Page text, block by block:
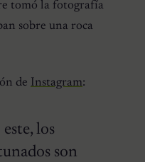
tomó la fotografía
sobre una roca
de Instagram:
los
son